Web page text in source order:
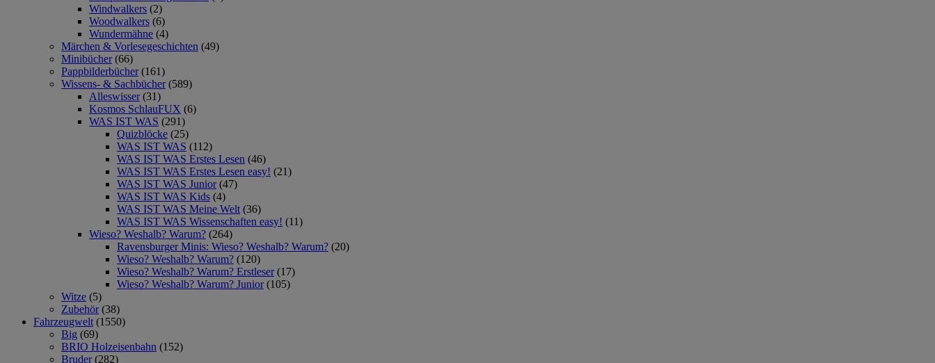
Windwalkers (2)
Woodwalkers (6)
Wundermähne (4)
Märchen & Vorlesegeschichten (49)
Minibücher (66)
Pappbilderbücher (161)
Wissens- & Sachbücher (589)
Alleswisser (31)
Kosmos SchlauFUX (6)
WAS IST WAS (291)
Quizblöcke (25)
WAS IST WAS (112)
WAS IST WAS Erstes Lesen (46)
WAS IST WAS Erstes Lesen easy! (21)
WAS IST WAS Junior (47)
WAS IST WAS Kids (4)
WAS IST WAS Meine Welt (36)
WAS IST WAS Wissenschaften easy! (11)
Wieso? Weshalb? Warum? (264)
Ravensburger Minis: Wieso? Weshalb? Warum? (20)
Wieso? Weshalb? Warum? (120)
Wieso? Weshalb? Warum? Erstleser (17)
Wieso? Weshalb? Warum? Junior (105)
Witze (5)
Zubehör (38)
Fahrzeugwelt (1550)
Big (69)
BRIO Holzeisenbahn (152)
Bruder (282)